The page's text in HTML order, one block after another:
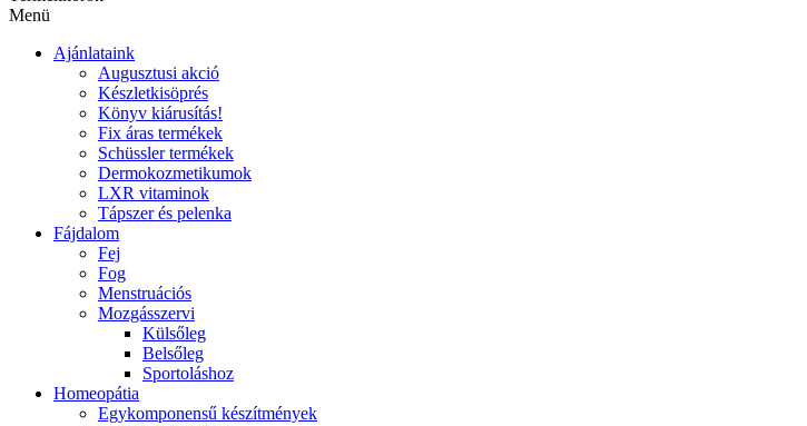
Menü
Ajánlataink
Augusztusi akció
Készletkisöprés
Könyv kiárusítás!
Fix áras termékek
Schüssler termékek
Dermokozmetikumok
LXR vitaminok
Tápszer és pelenka
Fájdalom
Fej
Fog
Menstruációs
Mozgásszervi
Külsőleg
Belsőleg
Sportoláshoz
Homeopátia
Egykomponensű készítmények